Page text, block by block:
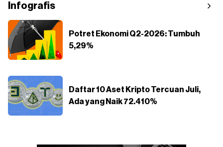
Infografis
Potret Ekonomi Q2-2026: Tumbuh
5,29%
Daftar 10 Aset Kripto Tercuan Juli,
Ada yang Naik 72.410%